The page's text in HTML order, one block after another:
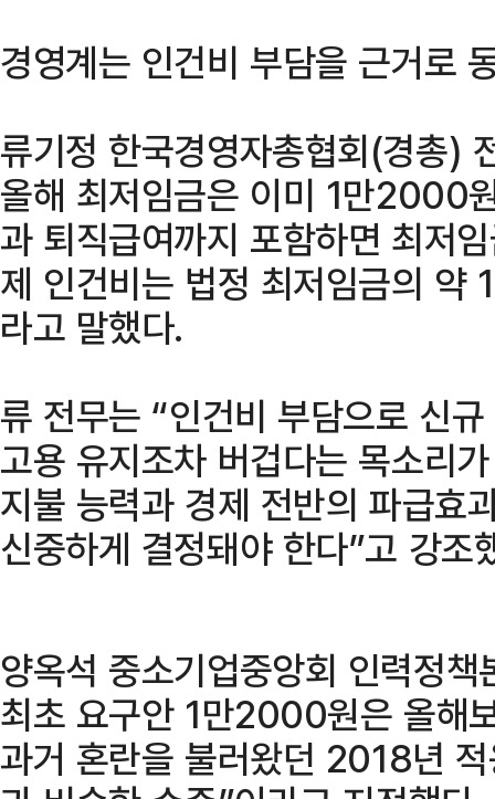
경영계는 인건비 부담을 근거로
류기정 한국경영자총협회(경총)
올해 최저임금은 이미 1만2000
과 퇴직급여까지 포함하면 최저
제 인건비는 법정 최저임금의
라고 말했다.
류 전무는 “인건비 부담으로 신
고용 유지조차 버겁다는 목소리
지불 능력과 경제 전반의 파급효
신중하게 결정돼야 한다”고 강조
양옥석 중소기업중앙회 인력정
최초 요구안 1만2000원은 올해
과거 혼란을 불러왔던 2018년